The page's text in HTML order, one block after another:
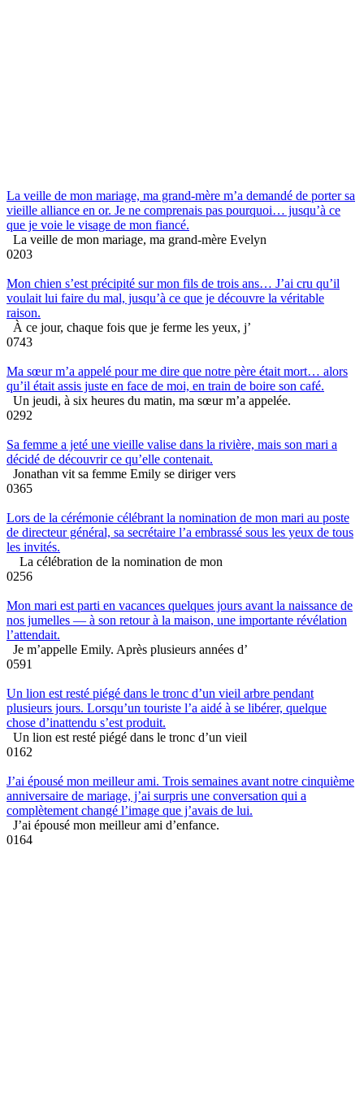
La veille de mon mariage, ma grand-mère m’a demandé de porter sa
vieille alliance en or. Je ne comprenais pas pourquoi… jusqu’à ce
que je voie le visage de mon fiancé.
La veille de mon mariage, ma grand-mère Evelyn
0203
Mon chien s’est précipité sur mon fils de trois ans… J’ai cru qu’il
voulait lui faire du mal, jusqu’à ce que je découvre la véritable
raison.
À ce jour, chaque fois que je ferme les yeux, j’
0743
Ma sœur m’a appelé pour me dire que notre père était mort… alors
qu’il était assis juste en face de moi, en train de boire son café.
Un jeudi, à six heures du matin, ma sœur m’a appelée.
0292
Sa femme a jeté une vieille valise dans la rivière, mais son mari a
décidé de découvrir ce qu’elle contenait.
Jonathan vit sa femme Emily se diriger vers
0365
Lors de la cérémonie célébrant la nomination de mon mari au poste
de directeur général, sa secrétaire l’a embrassé sous les yeux de tous
les invités.
La célébration de la nomination de mon
0256
Mon mari est parti en vacances quelques jours avant la naissance de
nos jumelles — à son retour à la maison, une importante révélation
l’attendait.
Je m’appelle Emily. Après plusieurs années d’
0591
Un lion est resté piégé dans le tronc d’un vieil arbre pendant
plusieurs jours. Lorsqu’un touriste l’a aidé à se libérer, quelque
chose d’inattendu s’est produit.
Un lion est resté piégé dans le tronc d’un vieil
0162
J’ai épousé mon meilleur ami. Trois semaines avant notre cinquième
anniversaire de mariage, j’ai surpris une conversation qui a
complètement changé l’image que j’avais de lui.
J’ai épousé mon meilleur ami d’enfance.
0164